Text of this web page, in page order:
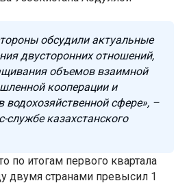
обсудили актуальные
двусторонних отношений,
объемов взаимной
кооперации и
водохозяйственной сфере», –
службе казахстанского
по итогам первого квартала
двумя странами превысил 1